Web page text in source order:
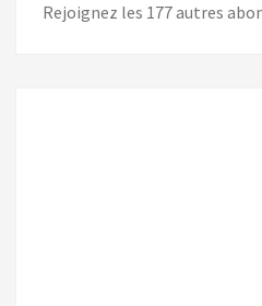
Rejoignez les 177 autres